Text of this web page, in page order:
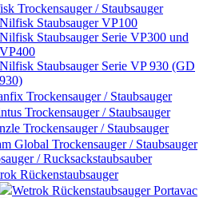
Trockensauger / Staubsauger
Nilfisk Staubsauger VP100
Nilfisk Staubsauger Serie VP300 und
VP400
Nilfisk Staubsauger Serie VP 930 (GD
930)
Trockensauger / Staubsauger
Trockensauger / Staubsauger
Trockensauger / Staubsauger
Global Trockensauger / Staubsauger
/ Rucksackstaubsauber
Rückenstaubsauger
Wetrok Rückenstaubsauger Portavac